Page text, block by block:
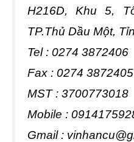
H216D, Khu 5,
TP.Thủ Dầu Một,
Tel : 0274 3872406
Fax : 0274 3872405
MST : 3700773018
Mobile :
Gmail :